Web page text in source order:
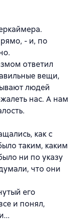
- и, по
ответил
вещи,
людей
нас. А нам
как с
таким, каким
ни по указу
что они
его
и понял,